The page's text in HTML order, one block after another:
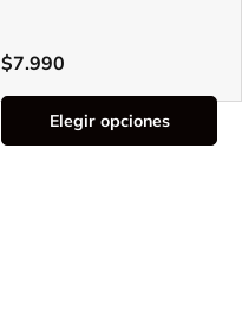
$7.990
Elegir opciones